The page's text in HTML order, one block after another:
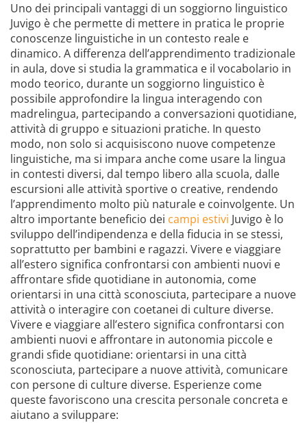
Uno dei principali vantaggi di un soggiorno linguistico
Juvigo è che permette di mettere in pratica le proprie
conoscenze linguistiche in un contesto reale e
dinamico. A differenza dell’apprendimento tradizionale
in aula, dove si studia la grammatica e il vocabolario in
modo teorico, durante un soggiorno linguistico è
possibile approfondire la lingua interagendo con
madrelingua, partecipando a conversazioni quotidiane,
attività di gruppo e situazioni pratiche. In questo
modo, non solo si acquisiscono nuove competenze
linguistiche, ma si impara anche come usare la lingua
in contesti diversi, dal tempo libero alla scuola, dalle
escursioni alle attività sportive o creative, rendendo
l’apprendimento molto più naturale e coinvolgente. Un
altro importante beneficio dei campi estivi Juvigo è lo
sviluppo dell’indipendenza e della fiducia in se stessi,
soprattutto per bambini e ragazzi. Vivere e viaggiare
all’estero significa confrontarsi con ambienti nuovi e
affrontare sfide quotidiane in autonomia, come
orientarsi in una città sconosciuta, partecipare a nuove
attività o interagire con coetanei di culture diverse.
Vivere e viaggiare all’estero significa confrontarsi con
ambienti nuovi e affrontare in autonomia piccole e
grandi sfide quotidiane: orientarsi in una città
sconosciuta, partecipare a nuove attività, comunicare
con persone di culture diverse. Esperienze come
queste favoriscono una crescita personale concreta e
aiutano a sviluppare: